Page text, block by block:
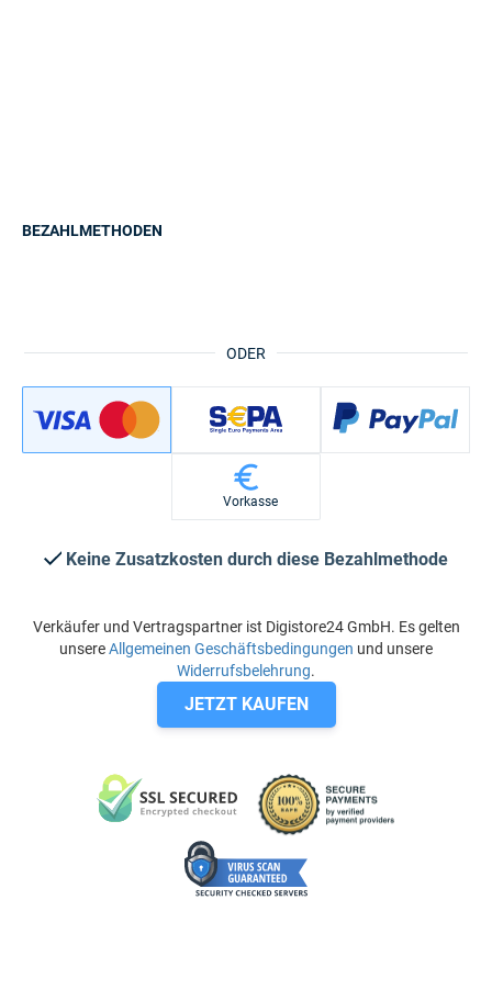
ODER
BEZAHLMETHODEN
Vorkasse
Keine Zusatzkosten durch diese Bezahlmethode
Verkäufer und Vertragspartner ist Digistore24 GmbH. Es gelten
unsereAllgemeinen Geschäftsbedingungen und unsere
Widerrufsbelehrung.
JETZT KAUFEN